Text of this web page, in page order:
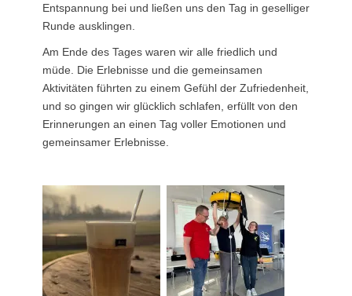
Entspannung bei und ließen uns den Tag in geselliger
Runde ausklingen.
Am Ende des Tages waren wir alle friedlich und
müde. Die Erlebnisse und die gemeinsamen
Aktivitäten führten zu einem Gefühl der Zufriedenheit,
und so gingen wir glücklich schlafen, erfüllt von den
Erinnerungen an einen Tag voller Emotionen und
gemeinsamer Erlebnisse.